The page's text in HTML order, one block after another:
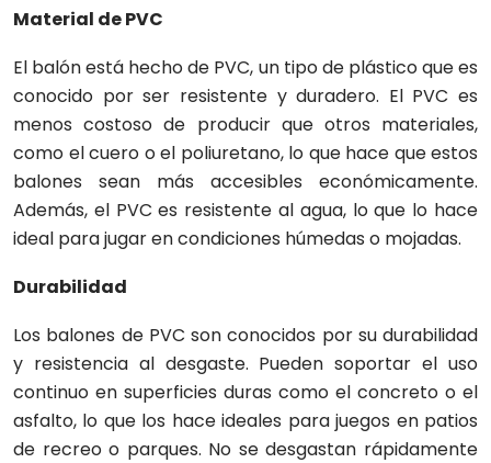
Material de PVC
El balón está hecho de PVC, un tipo de plástico que es
conocido por ser resistente y duradero. El PVC es
menos costoso de producir que otros materiales,
como el cuero o el poliuretano, lo que hace que estos
balones sean más accesibles económicamente.
Además, el PVC es resistente al agua, lo que lo hace
ideal para jugar en condiciones húmedas o mojadas.
Durabilidad
Los balones de PVC son conocidos por su durabilidad
y resistencia al desgaste. Pueden soportar el uso
continuo en superficies duras como el concreto o el
asfalto, lo que los hace ideales para juegos en patios
de recreo o parques. No se desgastan rápidamente